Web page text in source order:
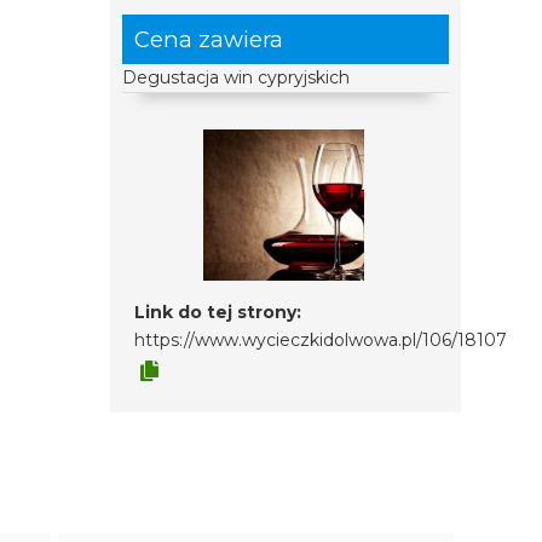
Cena zawiera
Degustacja win cypryjskich
Link do tej strony:
https://www.wycieczkidolwowa.pl/106/18107